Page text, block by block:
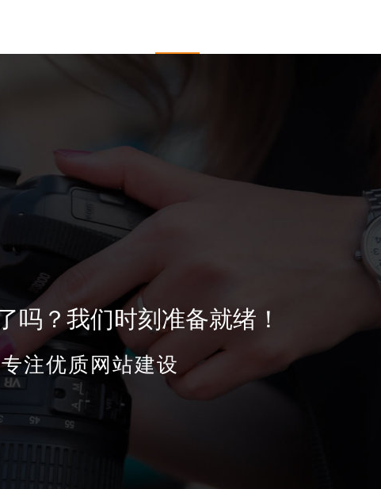
吗？我们时刻准备就绪！
专注优质网站建设